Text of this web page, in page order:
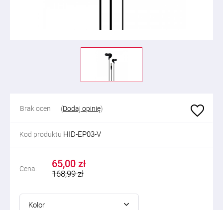
Brak ocen (Dodaj opinię)
Kod produktu HID-EP03-V
Cena: 65,00 zł
168,99 zł
Kolor